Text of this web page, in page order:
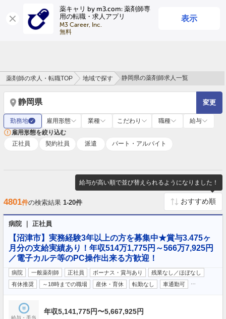
薬キャリ by m3.com: 薬剤師専
用の転職・求人アプリ
M3 Career, Inc.
無料
表示
ログイン
薬剤師の求人・転職TOP 地域で探す 静岡県の薬剤師求人一覧
静岡県 変更
勤務地 ✓ 雇用形態 業種 こだわり 職種
給与
雇用形態を絞り込む
正社員
契約社員 派遣 パート・アルバイト
給与が高い順で並び替えられるようになりました！
4801件の検索結果 1-20件
病院 ｜ 正社員
【沼津市】実務経験3年以上の方を募集中★賞与3.475ヶ
月分の支給実績あり！年収514万1,775円～566万7,925円
／電子カルテ等のPC操作出来る方歓迎！
病院 一般薬剤師 正社員 ボーナス・賞与あり
残業なし／ほぼなし
有休推奨
～18時までの職場 産休・育休 転勤なし 車通勤可
給与・手当
年収5,141,775円〜5,667,925円